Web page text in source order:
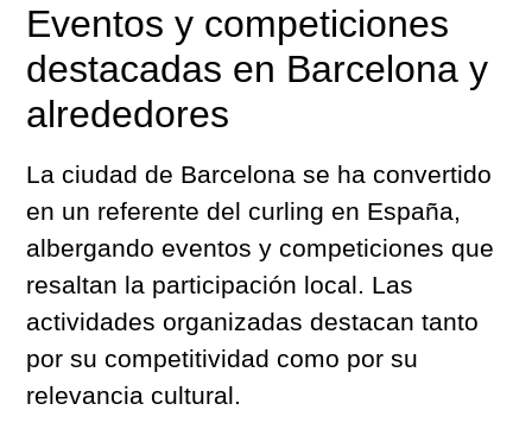
Eventos y competiciones
destacadas en Barcelona y
alrededores
La ciudad de Barcelona se ha convertido
en un referente del curling en España,
albergando eventos y competiciones que
resaltan la participación local. Las
actividades organizadas destacan tanto
por su competitividad como por su
relevancia cultural.